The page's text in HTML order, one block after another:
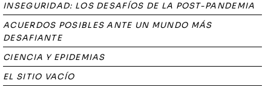
INSEGURIDAD: LOS DESAFÍOS DE LA POST-PANDEMIA
ACUERDOS POSIBLES ANTE UN MUNDO MÁS
DESAFIANTE
CIENCIA Y EPIDEMIAS
EL SITIO VACÍO